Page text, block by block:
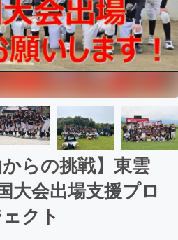
からの挑戦】東雲
大会出場支援プロ
クト